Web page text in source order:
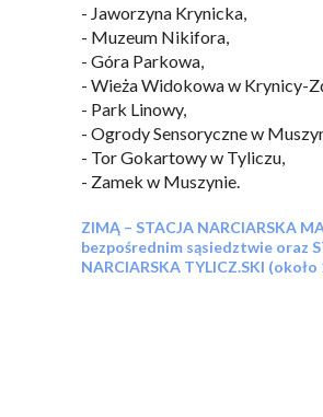
- Jaworzyna Krynicka,
- Muzeum Nikifora,
- Góra Parkowa,
- Wieża Widokowa w Krynicy-
- Park Linowy,
- Ogrody Sensoryczne w
- Tor Gokartowy w Tyliczu,
- Zamek w Muszynie.
ZIMĄ – STACJA NARCIARSKA
bezpośrednim sąsiedztwie oraz
NARCIARSKA TYLICZ.SKI (około